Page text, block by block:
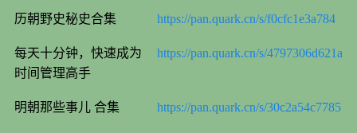
历朝野史秘史合集 https://pan.quark.cn/s/f0cfc1e3a784
每天十分钟，快速成为
时间管理高手
https://pan.quark.cn/s/4797306d621a
明朝那些事儿 合集 https://pan.quark.cn/s/30c2a54c7785